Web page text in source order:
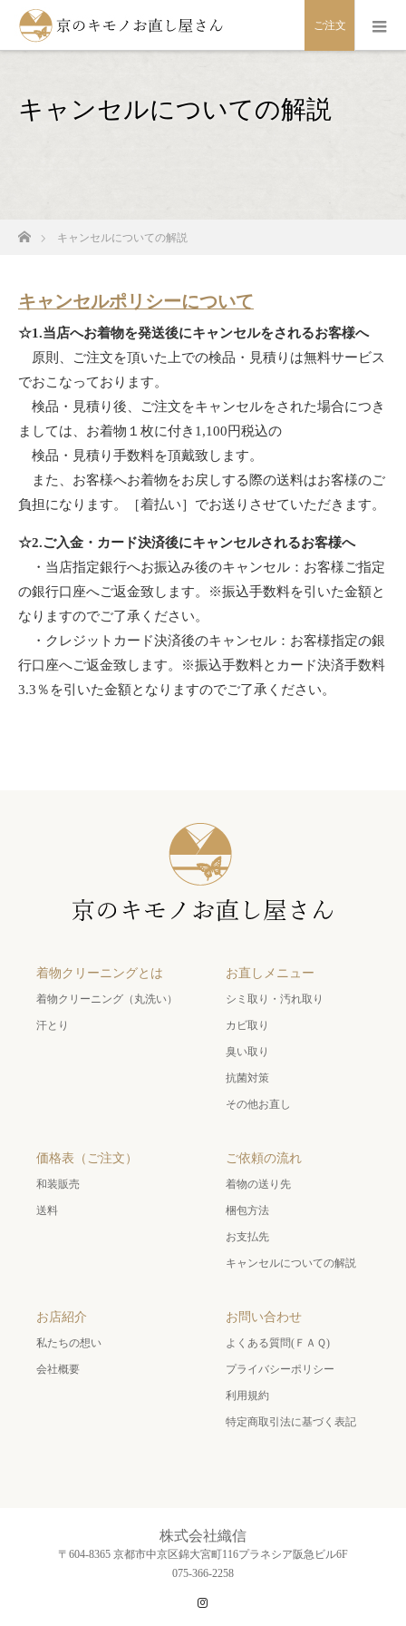
ご注文
キャンセルについての解説
ホームキャンセルについての解説
キャンセルポリシーについて
☆1.当店へお着物を発送後にキャンセルをされるお客様へ
原則、ご注文を頂いた上での検品・見積りは無料サービス
でおこなっております。
検品・見積り後、ご注文をキャンセルをされた場合につき
ましては、お着物１枚に付き1,100円税込の
検品・見積り手数料を頂戴致します。
また、お客様へお着物をお戻しする際の送料はお客様のご
負担になります。［着払い］でお送りさせていただきます。
☆2.ご入金・カード決済後にキャンセルされるお客様へ
・当店指定銀行へお振込み後のキャンセル：お客様ご指定
の銀行口座へご返金致します。※振込手数料を引いた金額と
なりますのでご了承ください。
・クレジットカード決済後のキャンセル：お客様指定の銀
行口座へご返金致します。※振込手数料とカード決済手数料
3.3％を引いた金額となりますのでご了承ください。
着物クリーニングとは
着物クリーニング（丸洗い）
汗とり
お直しメニュー
シミ取り・汚れ取り
カビ取り
臭い取り
抗菌対策
その他お直し
価格表（ご注文）
和装販売
送料
ご依頼の流れ
着物の送り先
梱包方法
お支払先
キャンセルについての解説
お店紹介
私たちの想い
会社概要
お問い合わせ
よくある質問(ＦＡＱ)
プライバシーポリシー
利用規約
特定商取引法に基づく表記
株式会社織信
〒604-8365 京都市中京区錦大宮町116プラネシア阪急ビル6F
075-366-2258